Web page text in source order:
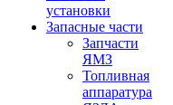
установки
Запасные части
Запчасти
ЯМЗ
Топливная
аппаратура